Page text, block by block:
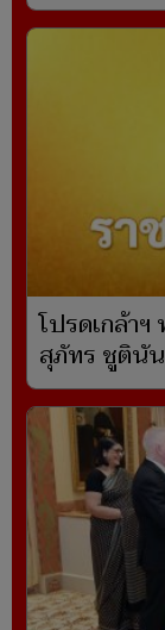
โปรดเกล้า
สุภัทร ชูตินั